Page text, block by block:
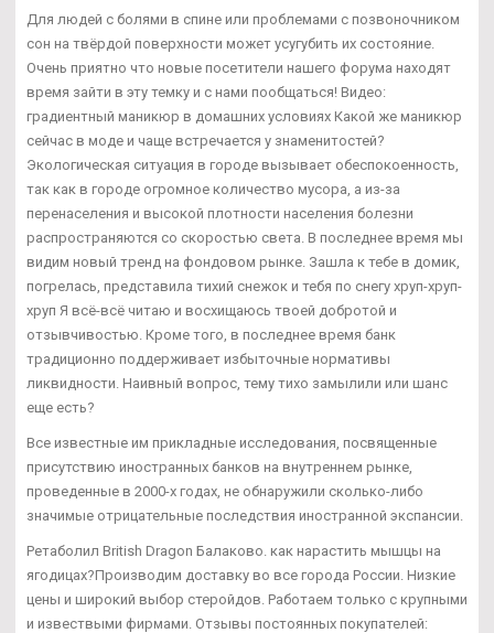
Для людей с болями в спине или проблемами с позвоночником
сон на твёрдой поверхности может усугубить их состояние.
Очень приятно что новые посетители нашего форума находят
время зайти в эту темку и с нами пообщаться! Видео:
градиентный маникюр в домашних условиях Какой же маникюр
сейчас в моде и чаще встречается у знаменитостей?
Экологическая ситуация в городе вызывает обеспокоенность,
так как в городе огромное количество мусора, а из-за
перенаселения и высокой плотности населения болезни
распространяются со скоростью света. В последнее время мы
видим новый тренд на фондовом рынке. Зашла к тебе в домик,
погрелась, представила тихий снежок и тебя по снегу хруп-хруп-
хруп Я всё-всё читаю и восхищаюсь твоей добротой и
отзывчивостью. Кроме того, в последнее время банк
традиционно поддерживает избыточные нормативы
ликвидности. Наивный вопрос, тему тихо замылили или шанс
еще есть?
Все известные им прикладные исследования, посвященные
присутствию иностранных банков на внутреннем рынке,
проведенные в 2000-х годах, не обнаружили сколько-либо
значимые отрицательные последствия иностранной экспансии.
Ретаболил British Dragon Балаково. как нарастить мышцы на
ягодицах?Производим доставку во все города России. Низкие
цены и широкий выбор стеройдов. Работаем только с крупными
и извествыми фирмами. Отзывы постоянных покупателей: